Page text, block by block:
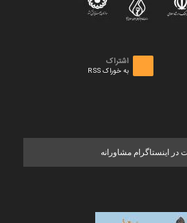
اشتراک
به خوراک RSS
در اینستاگرام مشاورانه